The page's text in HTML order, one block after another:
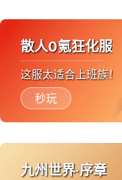
散人0氪狂化服
这服太适合上班族！
秒玩
九州世界·序章